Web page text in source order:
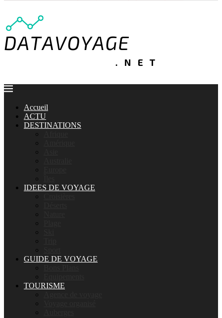
Accueil
ACTU
DESTINATIONS
IDEES DE VOYAGE
GUIDE DE VOYAGE
TOURISME